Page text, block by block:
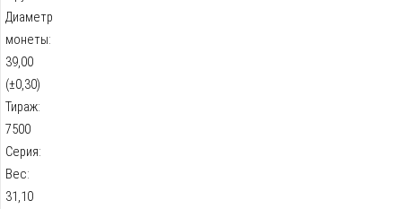
Диаметр
монеты:
39,00
(±0,30)
Тираж:
7500
Серия:
Вес:
31,10